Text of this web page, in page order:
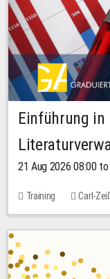
Einführung in
21 Aug 2026 08:00
Training Carl-
10.00 EUR